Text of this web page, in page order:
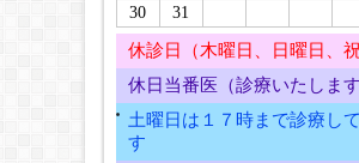
30
31
休診日（木曜日、日曜日、祝
休日当番医（診療いたします
土曜日は１７時まで診療し
す